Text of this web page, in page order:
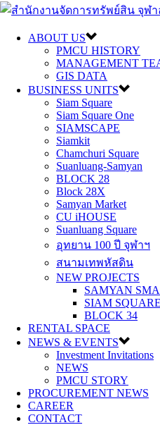
ABOUT US
PMCU HISTORY
MANAGEMENT
GIS DATA
BUSINESS UNITS
Siam Square
Siam Square One
SIAMSCAPE
Siamkit
Chamchuri Square
Suanluang-Samyan
BLOCK 28
Block 28X
Samyan Market
CU iHOUSE
Suanluang Square
อุทยาน 100 ปี จุฬาฯ
สนามเทพหัสดิน
NEW PROJECTS
SAMYAN
SIAM
BLOCK 34
RENTAL SPACE
NEWS & EVENTS
Investment Invitations
NEWS
PMCU STORY
PROCUREMENT NEWS
CAREER
CONTACT